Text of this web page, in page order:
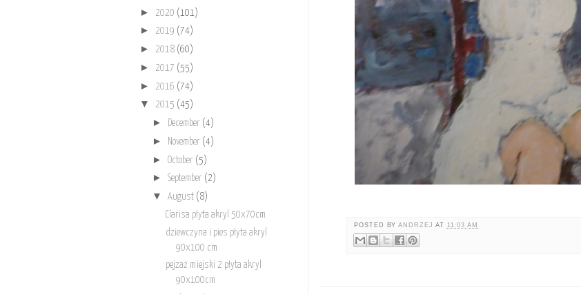
POSTED BYANDRZEJ AT 11:03 AM
► 2020 (101)
► 2019 (74)
► 2018 (60)
► 2017 (55)
► 2016 (74)
▼ 2015 (45)
► December (4)
► November (4)
► October (5)
► September (2)
▼ August (8)
Clarisa płyta akryl 50x70cm
dziewczyna i pies płyta akryl
90x100 cm
pejzaż miejski 2 płyta akryl
90x100cm